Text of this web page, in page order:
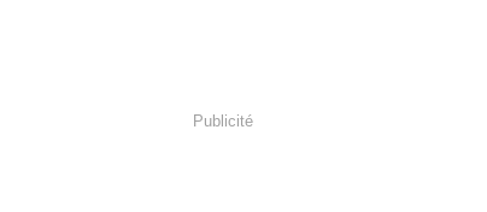
Publicité